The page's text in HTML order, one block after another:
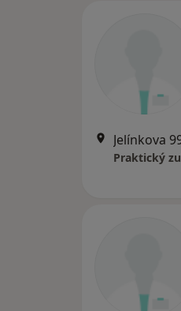
Jelínkova
Praktický